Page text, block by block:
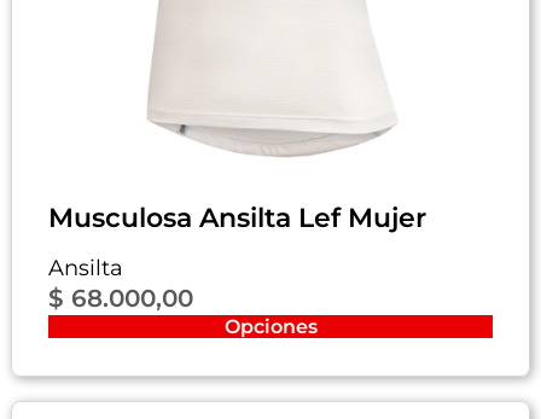
Musculosa Ansilta Lef Mujer
Ansilta
$ 68.000,00
Opciones